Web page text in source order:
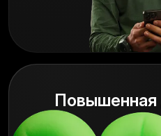
Повышенная